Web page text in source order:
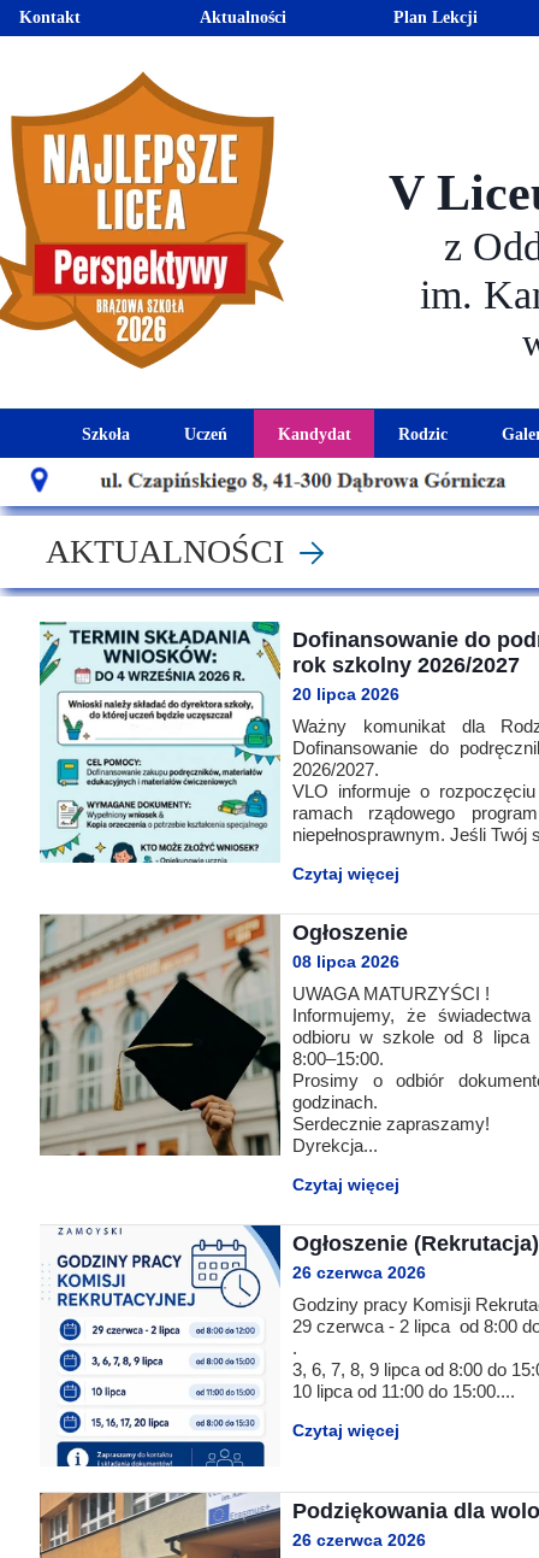
Dofinansowanie do
rok szkolny 2026/2027
20 lipca 2026
Ważny komunikat dla
Dofinansowanie do
2026/2027.
VLO informuje o
ramach rządowego
niepełnosprawnym. Jeśli Twój
Czytaj więcej
Ogłoszenie
08 lipca 2026
UWAGA MATURZYŚCI !
Informujemy, że
odbioru w szkole od 8 lipca
8:00–15:00.
Prosimy o odbiór
godzinach.
Serdecznie zapraszamy!
Dyrekcja...
Czytaj więcej
Ogłoszenie (Rekrutacja)
26 czerwca 2026
Godziny pracy Komisji
29 czerwca - 2 lipca od 8:00
.
3, 6, 7, 8, 9 lipca od 8:00 do
10 lipca od 11:00 do 15:00....
Czytaj więcej
Podziękowania dla
26 czerwca 2026
AKTUALNOŚCI
Rodzic
Harmonogram
Szkoła
Historia szkoły
Patron szkoły
Kadra pedagogiczna
Rada Szkoły
Sukcesy
Edukator roku
Ambasador Zamoyskiego
Biblioteka szkolna
Pedagog i Psycholog
Uczeń
Kalendarz roku szkolnego
Wymagania edukacyjne
Matura
Samorząd Szkolny
Wykaz podręczników
Projekty edukacyjne
Rzecznik Praw Ucznia
mLegitymacja
Konkursy, wykłady
Doradca Zawodowy
Gabinet PZiPP
Wyszukiwarka uczelni
Przerwy szkolne
Kandydat
Aktualności dla
Regulamin rekrutacji
Dlaczego Zamoyski?
System rekrutacji
V
z
im.
Plan Lekcji
Aktualności
Kontakt